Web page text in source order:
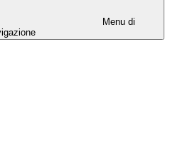
Menu di